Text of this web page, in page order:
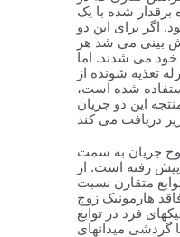
برقدار شده با یک
اگر برای این دو
بینی می شد هر
می شدند. اما
تغذیه شونده از
شده است،
این دو جریان
جریان به سمت
رفته است. از
متقارن نسبت
هارمونیک زوج
فرد در توابع
گردشی میدانهای